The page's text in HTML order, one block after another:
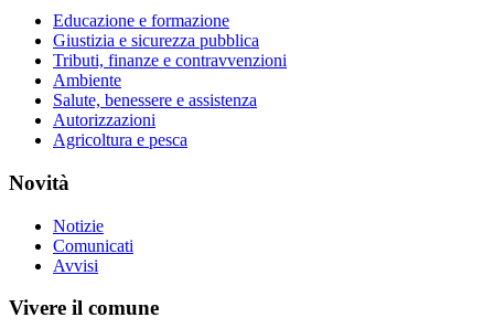
Educazione e formazione
Giustizia e sicurezza pubblica
Tributi, finanze e contravvenzioni
Ambiente
Salute, benessere e assistenza
Autorizzazioni
Agricoltura e pesca
Novità
Notizie
Comunicati
Avvisi
Vivere il comune